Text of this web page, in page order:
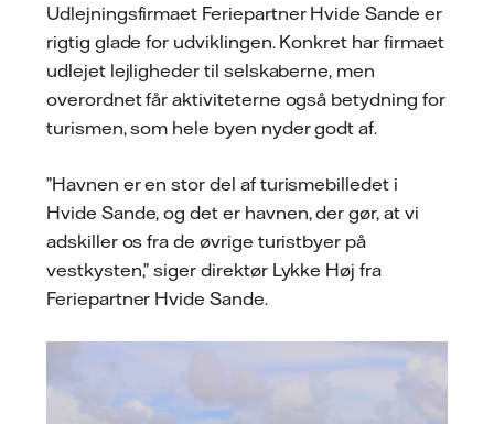
Udlejningsfirmaet Feriepartner Hvide Sande er
rigtig glade for udviklingen. Konkret har firmaet
udlejet lejligheder til selskaberne, men
overordnet får aktiviteterne også betydning for
turismen, som hele byen nyder godt af.
”Havnen er en stor del af turismebilledet i
Hvide Sande, og det er havnen, der gør, at vi
adskiller os fra de øvrige turistbyer på
vestkysten,” siger direktør Lykke Høj fra
Feriepartner Hvide Sande.